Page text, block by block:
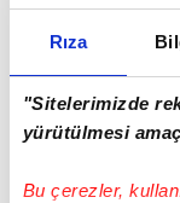
Rıza
"Sitelerimizde
yürütülmesi
Bu çerezler,